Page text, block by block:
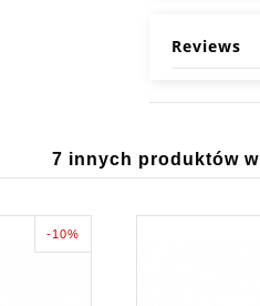
Reviews
7 innych produktów
-10%